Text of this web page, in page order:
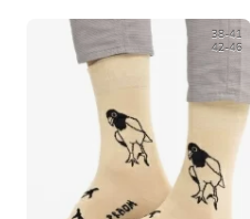
38-41
42-46